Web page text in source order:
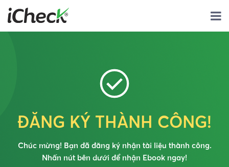
ĐĂNG KÝ THÀNH CÔNG!
Chúc mừng! Bạn đã đăng ký nhận tài liệu thành công.
Nhấn nút bên dưới để nhận Ebook ngay!